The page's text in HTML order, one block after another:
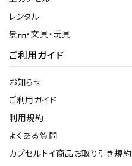
レンタル
景品・文具・玩具
ご利用ガイド
お知らせ
ご利用ガイド
利用規約
よくある質問
カプセルトイ商品お取り引き規約